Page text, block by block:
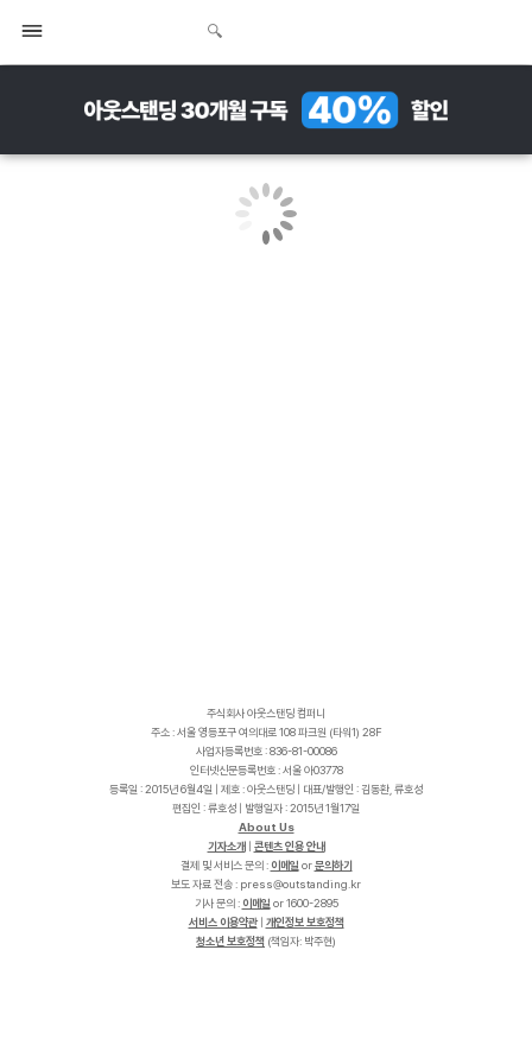
주식회사 아웃스탠딩 컴퍼니
주소 : 서울 영등포구 여의대로 108 파크원 (타워1) 28F
사업자등록번호 : 836-81-00086
인터넷신문등록번호 : 서울 아03778
등록일 : 2015년 6월4일 | 제호 : 아웃스탠딩 | 대표/발행인 : 김동환, 류호성
편집인 : 류호성 | 발행일자 : 2015년 1월17일
About Us
기자소개
콘텐츠 인용 안내
결제 및 서비스 문의 : 이메일 or문의하기
보도 자료 전송 :
r
k
.
g
n
i
d
n
a
t
s
t
u
o
@
s
s
e
r
p
기사 문의 : 이메일 or 1600-2895
서비스 이용약관| 개인정보 보호정책
청소년 보호정책 (책임자: 박주현)